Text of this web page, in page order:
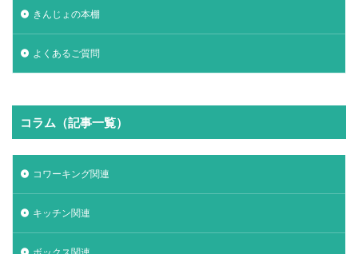
きんじょの本棚
よくあるご質問
コラム（記事一覧）
コワーキング関連
キッチン関連